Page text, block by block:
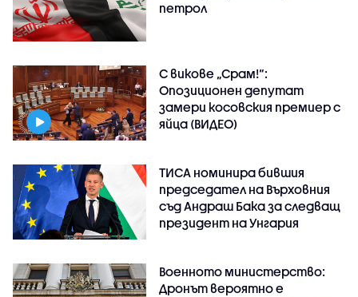
петрол
С викове „Срам!“:
Опозиционен депутат
замери косовския премиер с
яйца (ВИДЕО)
ТИСА номинира бившия
председател на Върховния
съд Андраш Бака за следващ
президент на Унгария
Военното министерство:
Дронът вероятно е